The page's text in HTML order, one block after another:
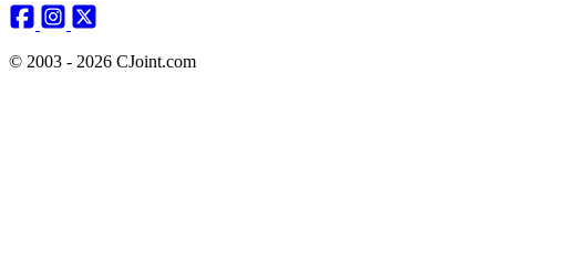
© 2003 - 2026 CJoint.com